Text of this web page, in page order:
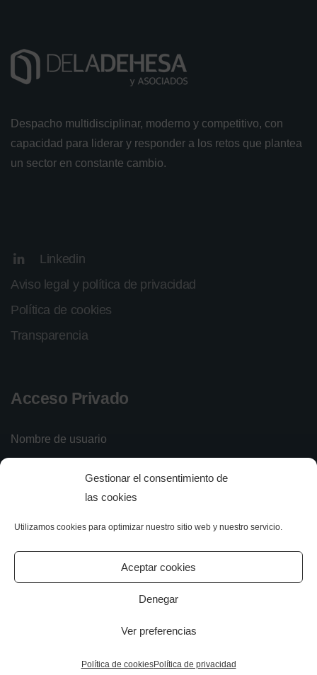
Gestionar el consentimiento de
las cookies
Utilizamos cookies para optimizar nuestro sitio web y nuestro servicio.
Aceptar cookies
Denegar
Ver preferencias
Política de cookiesPolítica de privacidad
Despacho multidisciplinar, moderno y competitivo, con
capacidad para liderar y responder a los retos que plantea
un sector en constante cambio.
Linkedin
Aviso legal y política de privacidad
Política de cookies
Transparencia
Acceso Privado
Nombre de usuario
Olvidé mi contraseña